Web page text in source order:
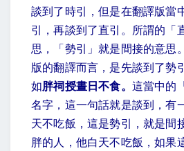
談到了時引，但是在翻譯版當
引，再談到了直引。所謂的「
思，「勢引」就是間接的意思。
版的翻譯而言，是先談到了勢
如胖祠授晝日不食。 這當中的
名字，這一句話就是談到，有
天不吃飯，這是勢引，就是間
胖的人，他白天不吃飯，如果